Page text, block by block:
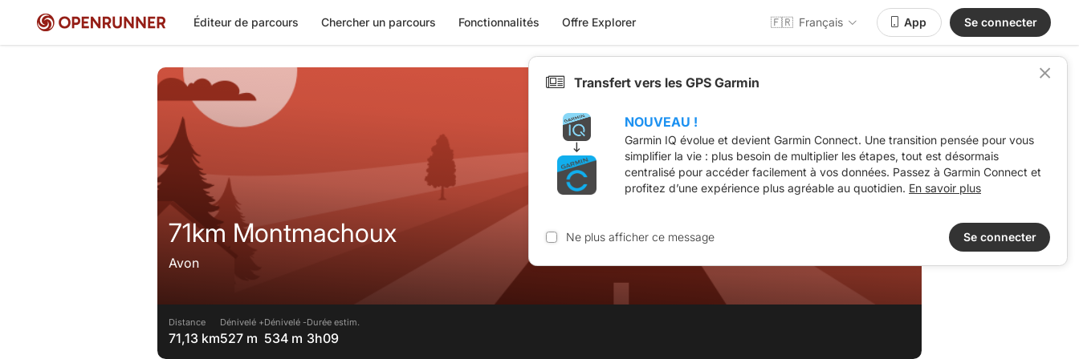
Éditeur de parcours Chercher un parcours Fonctionnalités Offre Explorer 🇫🇷 Français App Se connecter
71km Montmachoux
Avon
Distance
71,13 km
Dénivelé +
527 m
Dénivelé -
534 m
Durée estim.
3h09
Transfert vers les GPS Garmin
NOUVEAU !
Garmin IQ évolue et devient Garmin Connect. Une transition pensée pour vous
simplifier la vie : plus besoin de multiplier les étapes, tout est désormais
centralisé pour accéder facilement à vos données. Passez à Garmin Connect et
profitez d’une expérience plus agréable au quotidien. En savoir plus
Ne plus afficher ce message Se connecter